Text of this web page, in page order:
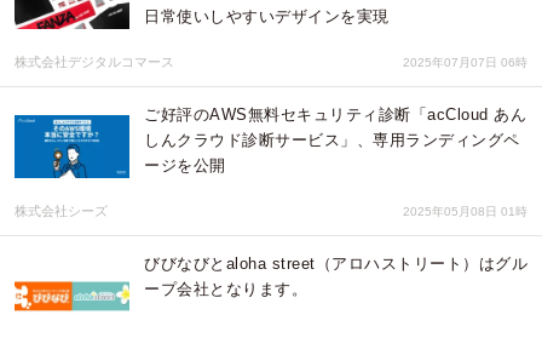
日常使いしやすいデザインを実現
株式会社デジタルコマース 2025年07月07日 06時
ご好評のAWS無料セキュリティ診断「acCloud あん
しんクラウド診断サービス」、専用ランディングペ
ージを公開
株式会社シーズ 2025年05月08日 01時
びびなびとaloha street（アロハストリート）はグル
ープ会社となります。